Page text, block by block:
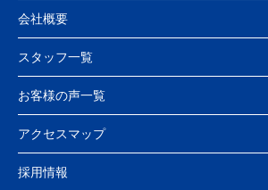
会社概要
スタッフ一覧
お客様の声一覧
アクセスマップ
採用情報